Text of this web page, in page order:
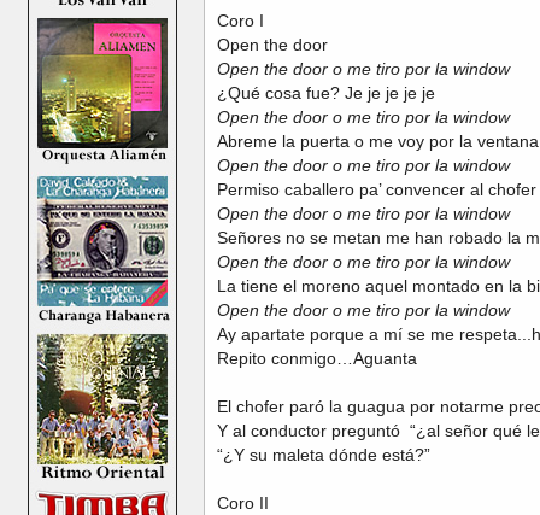
Coro I
Open the door
Open the door o me tiro por la window
¿Qué cosa fue? Je je je je je
Open the door o me tiro por la window
Abreme la puerta o me voy por la ventana
Open the door o me tiro por la window
Permiso caballero pa’ convencer al chofer
Open the door o me tiro por la window
Señores no se metan me han robado la
Open the door o me tiro por la window
La tiene el moreno aquel montado en la
Open the door o me tiro por la window
Ay apartate porque a mí se me
Repito conmigo…Aguanta
El chofer paró la guagua por notarme
Y al conductor preguntó “¿al señor qué
“¿Y su maleta dónde está?”
Coro II